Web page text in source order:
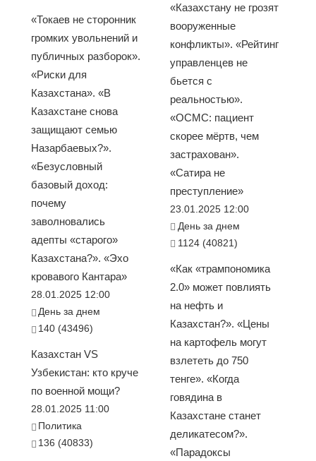
«Токаев не сторонник
громких увольнений и
публичных разборок».
«Риски для
Казахстана». «В
Казахстане снова
защищают семью
Назарбаевых?».
«Безусловный
базовый доход:
почему
заволновались
адепты «старого»
Казахстана?». «Эхо
кровавого Кантара»
28.01.2025 12:00
День за днем
140 (43496)
Казахстан VS
Узбекистан: кто круче
по военной мощи?
28.01.2025 11:00
Политика
136 (40833)
«Казахстану не грозят
вооруженные
конфликты». «Рейтинг
управленцев не
бьется с
реальностью».
«ОСМС: пациент
скорее мёртв, чем
застрахован».
«Сатира не
преступление»
23.01.2025 12:00
День за днем
1124 (40821)
«Как «трампономика
2.0» может повлиять
на нефть и
Казахстан?». «Цены
на картофель могут
взлететь до 750
тенге». «Когда
говядина в
Казахстане станет
деликатесом?».
«Парадоксы